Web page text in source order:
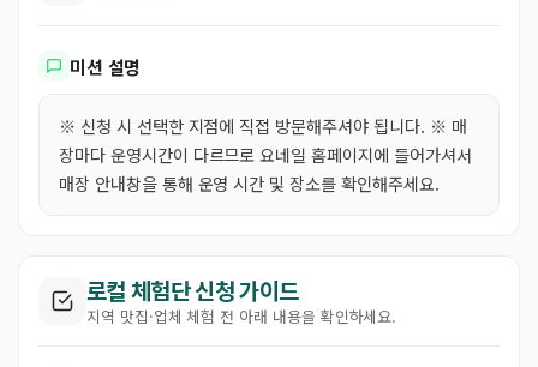
미션 설명
※ 신청 시 선택한 지점에 직접 방문해주셔야 됩니다. ※ 매
장마다 운영시간이 다르므로 요네일 홈페이지에 들어가셔서
매장 안내창을 통해 운영 시간 및 장소를 확인해주세요.
로컬 체험단 신청 가이드
지역 맛집·업체 체험 전 아래 내용을 확인하세요.